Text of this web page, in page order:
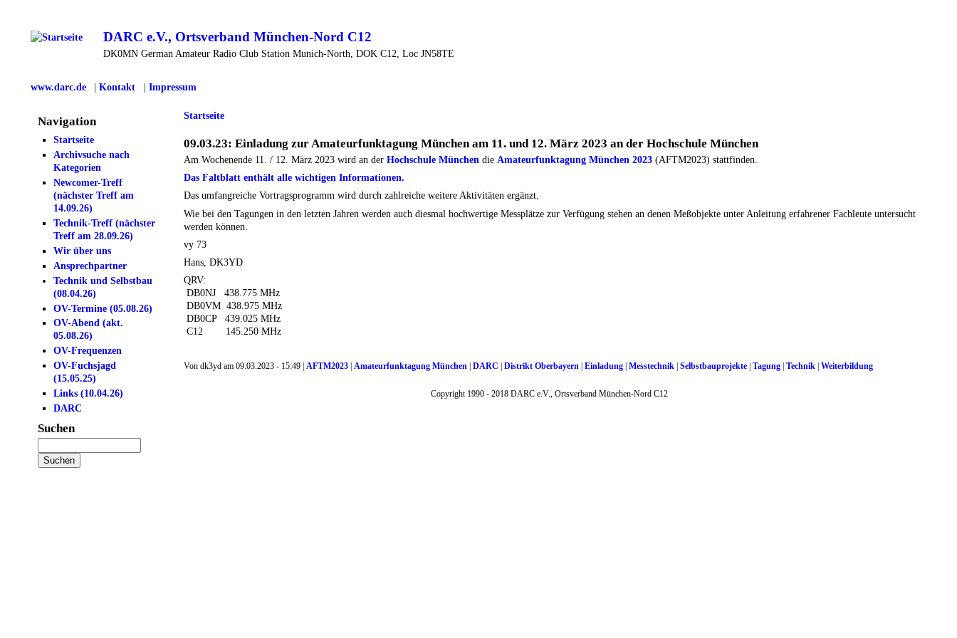
DARC e.V., Ortsverband München-Nord C12
DK0MN German Amateur Radio Club Station Munich-North, DOK C12, Loc JN58TE
www.darc.de |Kontakt | Impressum
Navigation
Startseite
Archivsuche nach
Kategorien
Newcomer-Treff
(nächster Treff am
14.09.26)
Technik-Treff (nächster
Treff am 28.09.26)
Wir über uns
Ansprechpartner
Technik und Selbstbau
(08.04.26)
OV-Termine (05.08.26)
OV-Abend (akt.
05.08.26)
OV-Frequenzen
OV-Fuchsjagd
(15.05.25)
Links (10.04.26)
DARC
Suchen
Startseite
09.03.23: Einladung zur Amateurfunktagung München am 11. und 12. März 2023 an der Hochschule München
Am Wochenende 11. / 12. März 2023 wird an der Hochschule München die Amateurfunktagung München 2023(AFTM2023) stattfinden.
Das Faltblatt enthält alle wichtigen Informationen.
Das umfangreiche Vortragsprogramm wird durch zahlreiche weitere Aktivitäten ergänzt.
Wie bei den Tagungen in den letzten Jahren werden auch diesmal hochwertige Messplätze zur Verfügung stehen an denen Meßobjekte unter Anleitung erfahrener Fachleute untersucht
werden können.
vy 73
Hans, DK3YD
QRV:
DB0NJ 438.775 MHz
DB0VM 438.975 MHz
DB0CP 439.025 MHz
C12 145.250 MHz
Von dk3yd am 09.03.2023 - 15:49 | AFTM2023| Amateurfunktagung München DARC Distrikt Oberbayern Einladung| Messtechnik Selbstbauprojekte| Tagung| Technik Weiterbildung
Copyright 1990 - 2018 DARC e.V., Ortsverband München-Nord C12